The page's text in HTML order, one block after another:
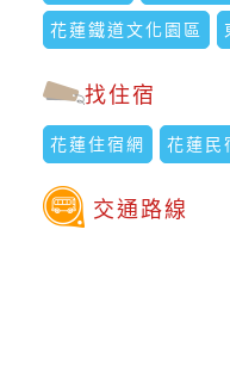
花蓮鐵道文化園區
找住宿
花蓮住宿網 花蓮民
交通路線